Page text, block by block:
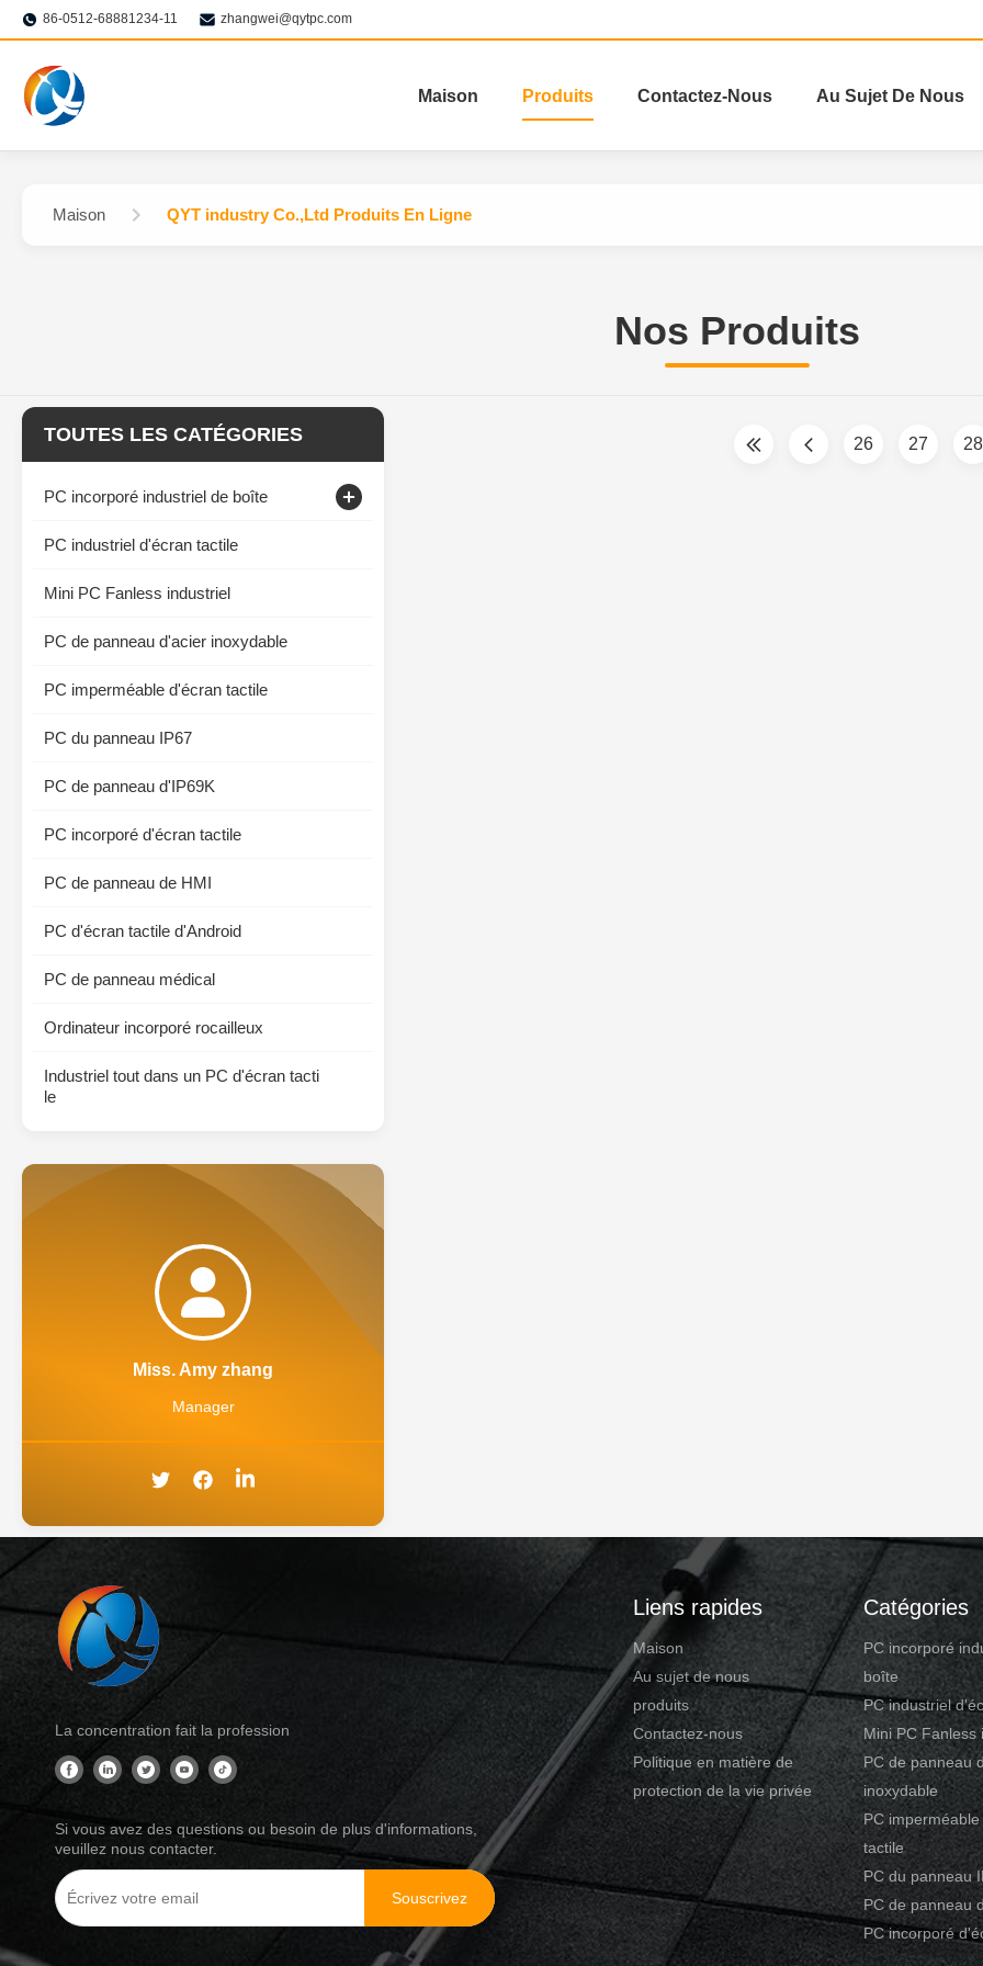
86-0512-68881234-11 zhangwei@qytpc.com
Maison Produits Contactez-Nous Au Sujet De Nous
Maison QYT industry Co.,Ltd Produits En Ligne
Nos Produits
TOUTES LES CATÉGORIES
PC incorporé industriel de boîte
Moniteur capacitif de contact
PC industriel d'écran tactile
Mini PC Fanless industriel
PC de panneau d'acier inoxydable
PC imperméable d'écran tactile
PC du panneau IP67
PC de panneau d'IP69K
PC incorporé d'écran tactile
PC de panneau de HMI
PC d'écran tactile d'Android
PC de panneau médical
Ordinateur incorporé rocailleux
Industriel tout dans un PC d'écran tacti
le
Miss. Amy zhang
Manager
26 27 28
La concentration fait la profession
Si vous avez des questions ou besoin de plus d'informations,
veuillez nous contacter.
Souscrivez
Liens rapides
Maison
Au sujet de nous
produits
Contactez-nous
Politique en matière de
protection de la vie privée
Catégories
PC incorporé
boîte
PC industriel
Mini PC Fanless
PC de panneau
inoxydable
PC
tactile
PC du panneau
PC de panneau
PC incorporé